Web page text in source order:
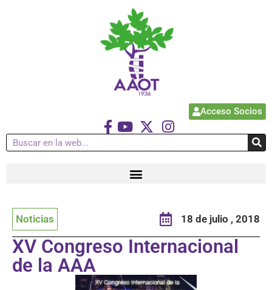
Acceso Socios
Noticias 18 de julio , 2018
XV Congreso Internacional
de la AAA